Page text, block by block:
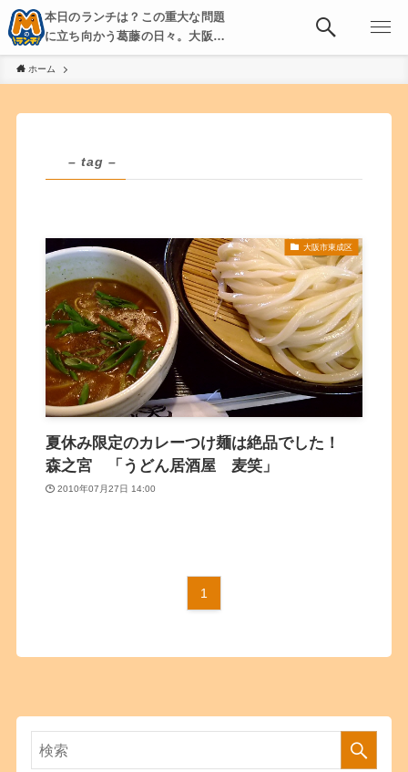
本日のランチは？この重大な問題
に立ち向かう葛藤の日々。大阪・
京都・神戸を中心とした食べ歩
き、飲み歩きを綴る。
ホーム
– tag –
大阪市東成区
夏休み限定のカレーつけ麺は絶品でした！
森之宮 「うどん居酒屋 麦笑」
2010年07月27日 14:00
1